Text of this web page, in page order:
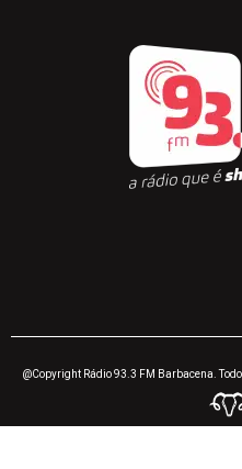
@Copyright Rádio 93.3 FM Barbacena.